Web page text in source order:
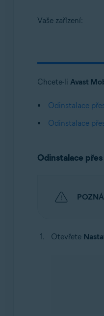
Vaše zařízení:
Chcete-li Avast
Odinstalace
Odinstalace
Odinstalace
Otevřete